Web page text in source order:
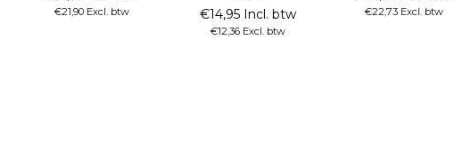
€21,90 Excl. btw €14,95 Incl. btw
€12,36 Excl. btw
€22,73 Excl. btw